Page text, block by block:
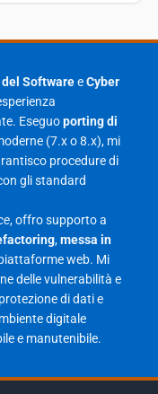
1
23
27
17
SoftwareeCyber
Eseguoporting di
(7.x o 8.x), mi
procedure di
gli standard
, offro supporto a
,messa in
web. Mi
delle vulnerabilità e
di dati e
digitale
e manutenibile.